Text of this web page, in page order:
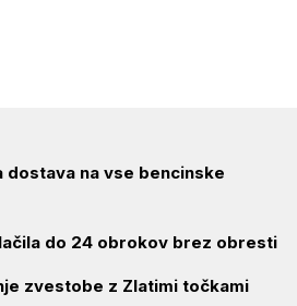
dostava na vse bencinske
do 24 obrokov brez obresti
zvestobe z Zlatimi točkami